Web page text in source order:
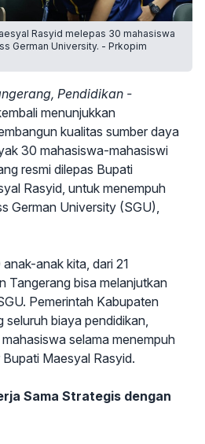
Rasyid melepas 30 mahasiswa
German University. - Prkopim
Pendidikan -
menunjukkan
kualitas sumber daya
30 mahasiswa-mahasiswi
resmi dilepas Bupati
Rasyid, untuk menempuh
German University (SGU),
anak kita, dari 21
Tangerang bisa melanjutkan
Pemerintah Kabupaten
seluruh biaya pendidikan,
selama menempuh
Bupati Maesyal Rasyid.
Sama Strategis dengan